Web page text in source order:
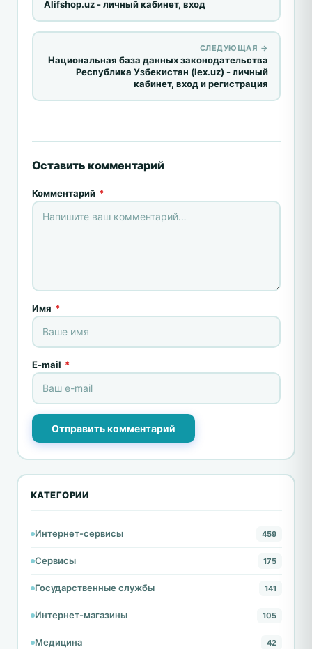
Alifshop.uz - личный кабинет, вход
СЛЕДУЮЩАЯ →
Национальная база данных законодательства
Республика Узбекистан (lex.uz) - личный
кабинет, вход и регистрация
Оставить комментарий
Комментарий *
Имя *
E-mail *
Отправить комментарий
КАТЕГОРИИ
Интернет-сервисы 459
Сервисы 175
Государственные службы 141
Интернет-магазины 105
Медицина 42